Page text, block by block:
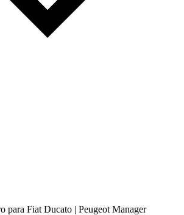
para Fiat Ducato | Peugeot Manager